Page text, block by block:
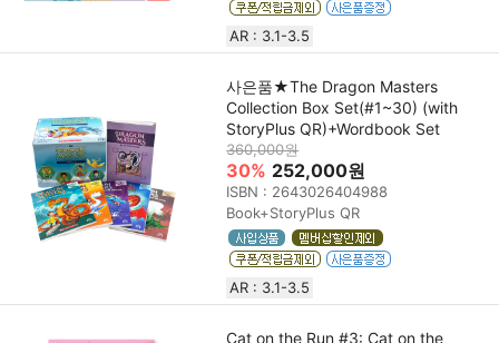
AR : 3.1-3.5
사은품★The Dragon Masters
Collection Box Set(#1~30) (with
StoryPlus QR)+Wordbook Set
360,000원
30% 252,000원
ISBN : 2643026404988
Book+StoryPlus QR
AR : 3.1-3.5
Cat on the Run #3: Cat on the